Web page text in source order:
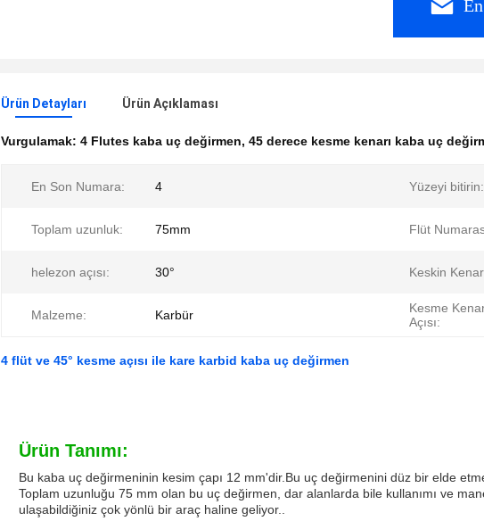
Ürün Detayları Ürün Açıklaması
Vurgulamak: 4 Flutes kaba uç değirmen, 45 derece kesme kenarı kaba uç
En Son Numara: 4 Yüzeyi bitirin:
Toplam uzunluk: 75mm Flüt
helezon açısı: 30° Keskin
Malzeme: Karbür
Kesme
Açısı:
4 flüt ve 45° kesme açısı ile kare karbid kaba uç değirmen
Ürün Tanımı:
Bu kaba uç değirmeninin kesim çapı 12 mm'dir.Bu uç değirmenini düz bir elde
Toplam uzunluğu 75 mm olan bu uç değirmen, dar alanlarda bile kullanımı ve
ulaşabildiğiniz çok yönlü bir araç haline geliyor..